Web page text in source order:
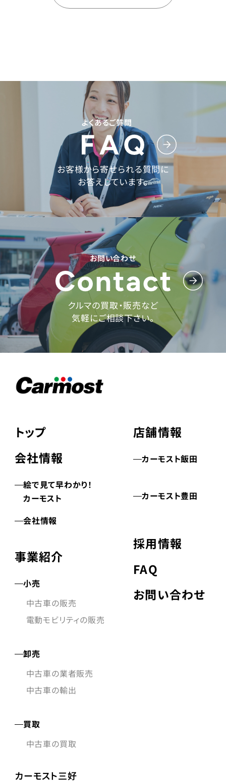
よくあるご質問
お客様から寄せられる質問に
お答えしています。
お問い合わせ
クルマの買取・販売など
気軽にご相談下さい。
トップ
会社情報
絵で見て早わかり！
カーモスト
会社情報
事業紹介
小売
中古車の販売
電動モビリティの販売
卸売
中古車の業者販売
中古車の輸出
買取
中古車の買取
店舗情報
カーモスト飯田
カーモスト豊田
採用情報
FAQ
お問い合わせ
カーモスト三好